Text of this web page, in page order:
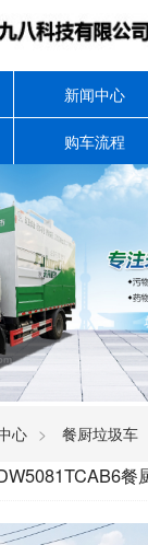
新闻中心
购车流程
心 > 餐厨垃圾车
餐